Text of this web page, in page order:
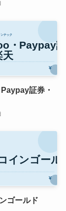
証券・
ゴールド